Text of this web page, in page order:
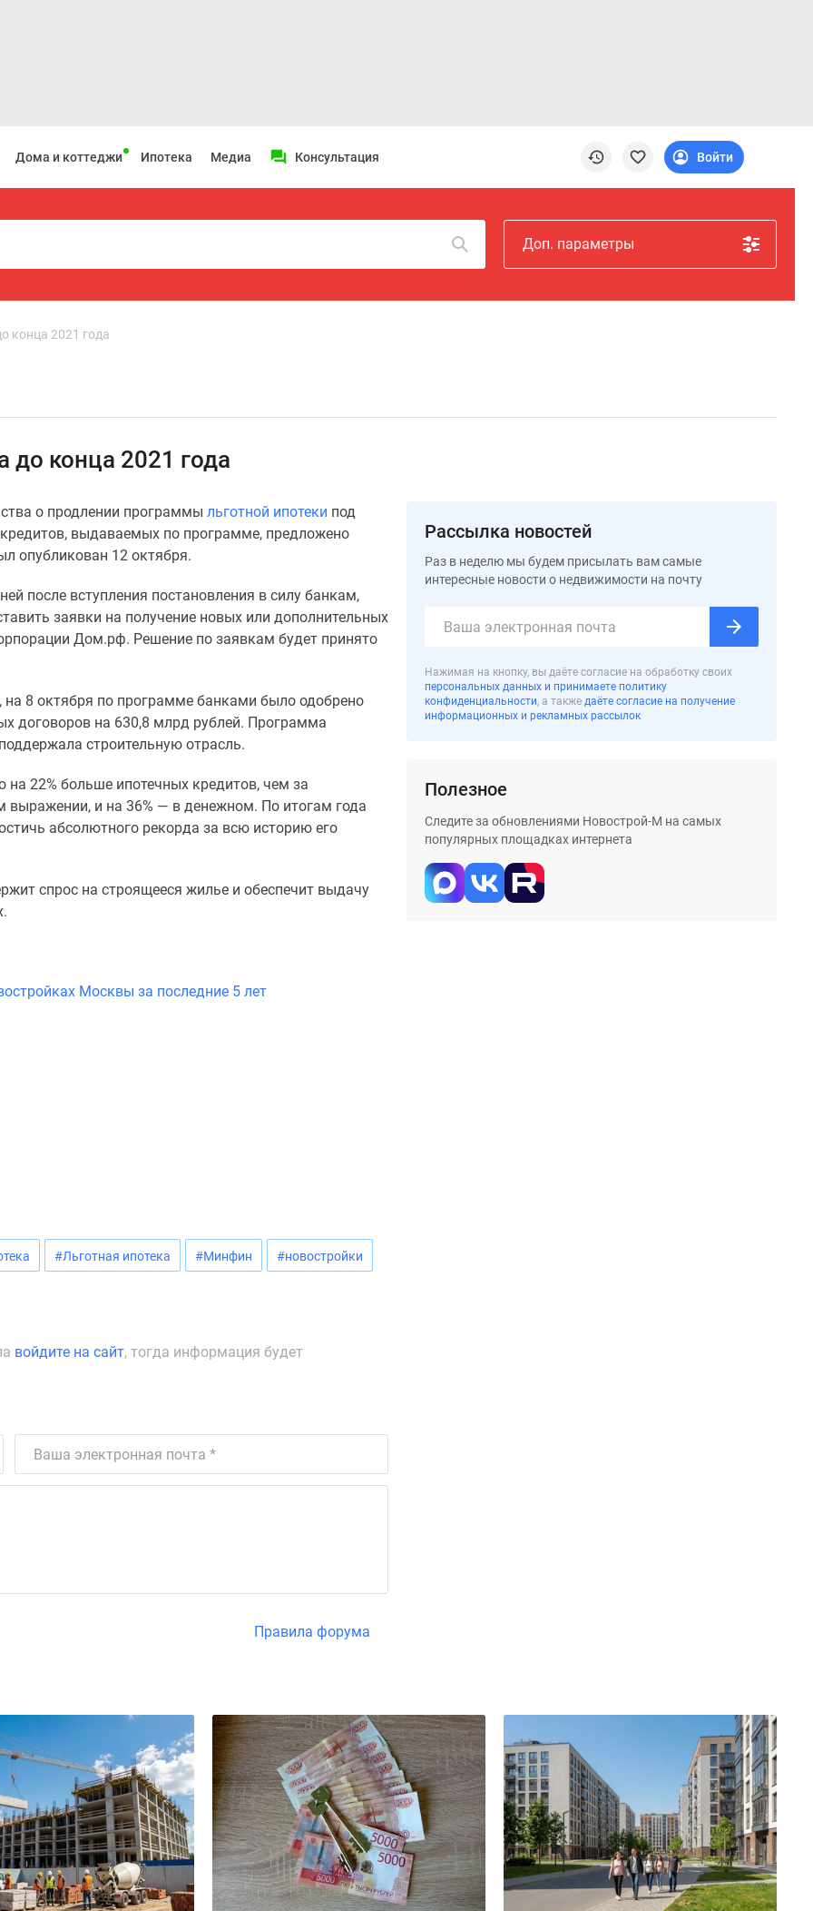
Дома и коттеджи Ипотека Медиа Консультация Войти
Доп. параметры
конца 2021 года
до конца 2021 года
о продлении программы льготной ипотеки под
выдаваемых по программе, предложено
опубликован 12 октября.
после вступления постановления в силу банкам,
заявки на получение новых или дополнительных
Дом.рф. Решение по заявкам будет принято
8 октября по программе банками было одобрено
договоров на 630,8 млрд рублей. Программа
строительную отрасль.
22% больше ипотечных кредитов, чем за
выражении, и на 36% — в денежном. По итогам года
абсолютного рекорда за всю историю его
спрос на строящееся жилье и обеспечит выдачу
Москвы за последние 5 лет
#Льготная ипотека #Минфин #новостройки
войдите на сайт, тогда информация будет
Правила форума
Рассылка новостей
Раз в неделю мы будем присылать вам самые
интересные новости о недвижимости на почту
Нажимая на кнопку, вы даёте согласие на обработку своих
персональных данных и принимаете политику
конфиденциальности, а также даёте согласие на получение
информационных и рекламных рассылок
Полезное
Следите за обновлениями Новострой-М на самых
популярных площадках интернета